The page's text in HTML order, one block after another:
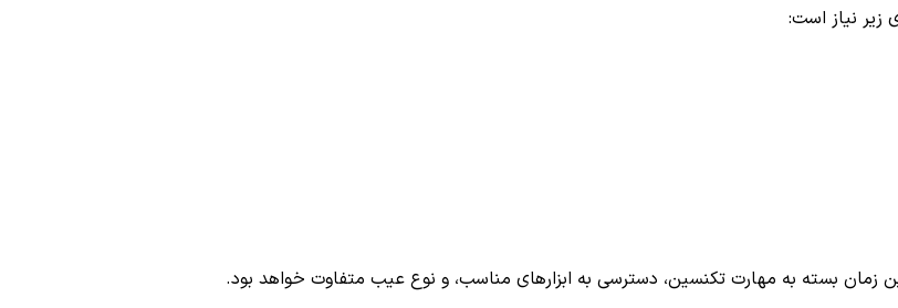
زمان بسته به مهارت تکنسین، دسترسی به ابزارهای مناسب، و نوع عیب متفاوت خواهد بود.